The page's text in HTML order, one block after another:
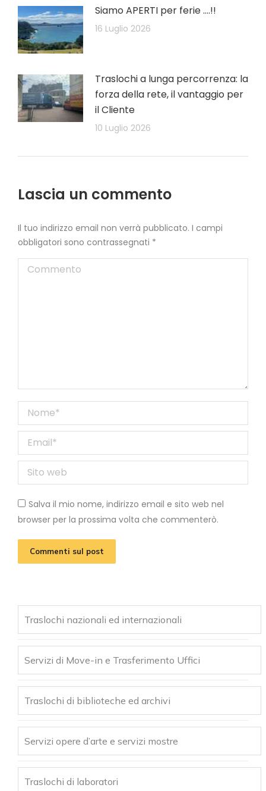
Siamo APERTI per ferie ….!!
16 Luglio 2026
Traslochi a lunga percorrenza: la
forza della rete, il vantaggio per
il Cliente
10 Luglio 2026
Lascia un commento
Il tuo indirizzo email non verrà pubblicato. I campi
obbligatori sono contrassegnati *
Commento
Nome *
Email *
Sito web
Salva il mio nome, indirizzo email e sito web nel
browser per la prossima volta che commenterò.
Commenti sul post
Traslochi nazionali ed internazionali
Servizi di Move-in e Trasferimento Uffici
Traslochi di biblioteche ed archivi
Servizi opere d’arte e servizi mostre
Traslochi di laboratori